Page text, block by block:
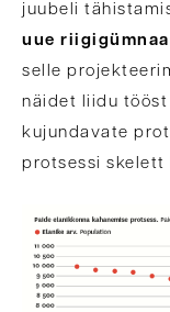
juubeli
uue
selle
näidet liidu tööst
kujundavate
protsessi skelett